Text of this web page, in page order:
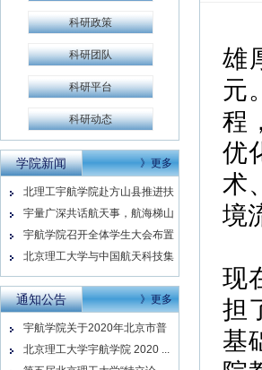
科研政策
科研团队
科研平台
科研动态
学院新闻 》更多
北理工宇航学院赴方山县推进扶
贫工...
宇量广深共话航天事，航海梯山
同做...
宇航学院召开全体学生大会布置
返校...
北京理工大学与中国航天科技集
团有...
通知公告 》更多
宇航学院关于2020年北京市普
通...
北京理工大学宇航学院 2020 ...
雄
元
程
优
术
境
现
担
基